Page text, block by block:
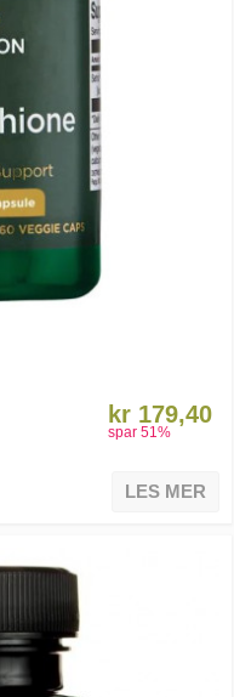
kr 179,40
spar 51%
LES MER